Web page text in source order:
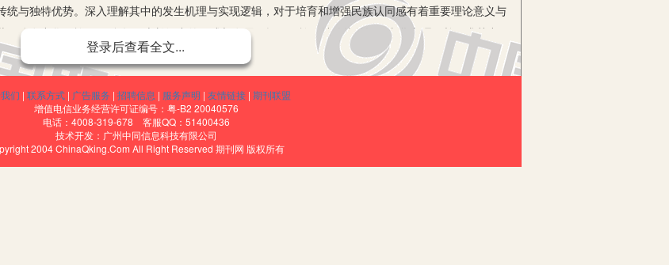
与独特优势。深入理解其中的发生机理与实现逻辑，对于培育和增强民族认同感有着重要理论意义与
同体在中华民族5000多年历史长河中的形成与发展，探寻民族团结传统的深层文化心理，并寻求其中
和分裂所导致的。这一点在中国的近现代史中尤为明显。这一时期的失败和挫折，直接反映了中国
在古代是相对较强的。古代中国有着统一的文化、语言和价值观念，形成了强大的中华民族共同体意
保持统一和稳定。然而，随着历史的发展，中国面临了一系列的挑战，包括外来侵略和内部分裂。这些
登录后查看全文...
们 | 联系方式 | 广告服务 | 招聘信息 | 服务声明 | 友情链接 | 期刊联盟
增值电信业务经营许可证编号：粤-B2 20040576
电话：4008-319-678 客服QQ：51400436
技术开发：广州中同信息科技有限公司
2004 ChinaQking.Com All Right Reserved 期刊网 版权所有